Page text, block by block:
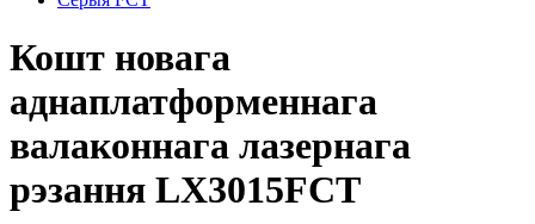
Кошт новага
аднаплатформеннага
валаконнага лазернага
рэзання LX3015FCT